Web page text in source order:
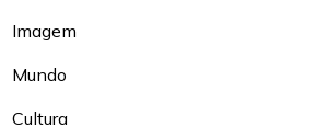
Imagem
Mundo
Cultura